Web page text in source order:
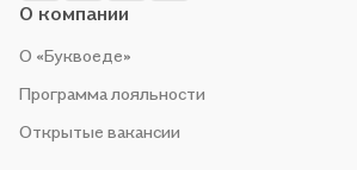
О компании
О «Буквоеде»
Программа лояльности
Открытые вакансии